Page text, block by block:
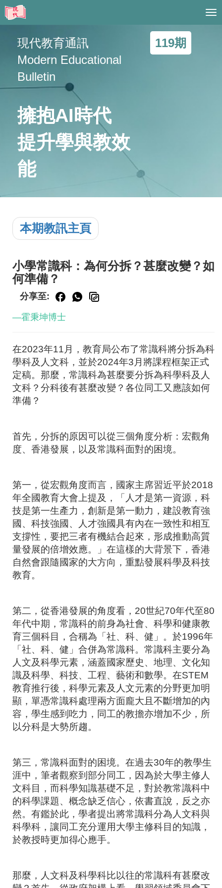
現代教育通訊
Modern Educational
Bulletin
擁抱AI時代
提升學與教效
能
119期
本期教訊主頁
小學常識科：為何分拆？甚麼改變？如
何準備？
分享至:
—霍秉坤博士
在2023年11 月，教育局公布了常識科將分拆為科
學科及人文科，並於2024年3 月將課程框架正式
定稿。那麼，常識科為甚麼要分拆為科學科及人
文科？分科後有甚麼改變？各位同工又應該如何
準備？
首先，分拆的原因可以從三個角度分析：宏觀角
度、香港發展，以及常識科面對的困境。
第一，從宏觀角度而言，國家主席習近平於2018
年全國教育大會上提及，「人才是第一資源，科
技是第一生產力，創新是第一動力，建設教育強
國、科技強國、人才強國具有內在一致性和相互
支撐性，要把三者有機結合起來，形成推動高質
量發展的倍增效應。」在這樣的大背景下，香港
自然會跟隨國家的大方向，重點發展科學及科技
教育。
第二，從香港發展的角度看， 20世紀70年代至80
年代中期，常識科的前身為社會、科學和健康教
育三個科目，合稱為「社、科、健」。於1996年
「社、科、健」合併為常識科。常識科主要分為
人文及科學元素，涵蓋國家歷史、地理、文化知
識及科學、科技、工程、藝術和數學。在STEM
教育推行後，科學元素及人文元素的分野更加明
顯，單憑常識科處理兩方面龐大且不斷增加的內
容，學生感到吃力，同工的教擔亦增加不少，所
以分科是大勢所趨。
第三，常識科面對的困境。在過去30年的教學生
涯中，筆者觀察到部分同工，因為於大學主修人
文科目，而科學知識基礎不足，對於教常識科中
的科學課題、概念缺乏信心，依書直說，反之亦
然。有鑑於此，學者提出將常識科分為人文科與
科學科，讓同工充分運用大學主修科目的知識，
於教授時更加得心應手。
那麼，人文科及科學科比以往的常識科有甚麼改